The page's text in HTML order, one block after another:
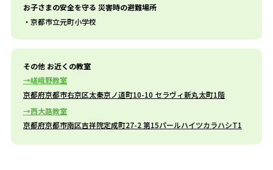
お子さまの安全を守る 災害時の避難場所
京都市立元町小学校
その他 お近くの教室
嵯峨野教室
京都府京都市右京区太秦京ノ道町10-10 セラヴィ新丸太町1階
西大路教室
京都府京都市南区吉祥院定成町27-2 第15パールハイツカラハシT1